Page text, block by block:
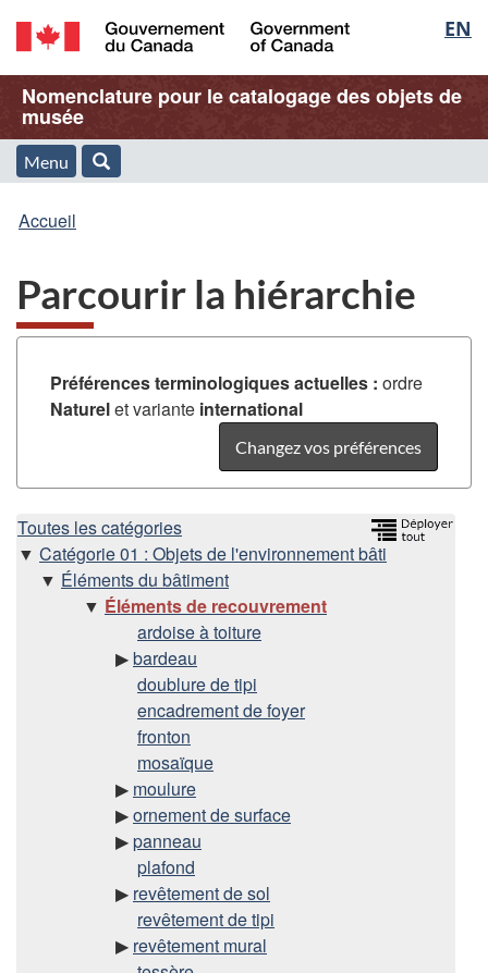
Passer
au
contenu
principal
Passer
à
« À
propos
application
Passer
à
la
version
de
la
EN
/
Government
of
Canada
Nom
de
l'application
Web
Nomenclature pour le catalogage des objets de
musée
Menu
et
Menu
Vous
ici
Accueil
Parcourir la hiérarchie
Préférences terminologiques actuelles : ordre
Naturelet variante international
Changez vos préférences
H
Toutes les catégories
Catégorie 01 : Objets de l'environnement bâti
Éléments du bâtiment
Éléments de recouvrement
ardoise à toiture
bardeau
doublure de tipi
encadrement de foyer
fronton
mosaïque
moulure
ornement de surface
panneau
plafond
revêtement de sol
revêtement de tipi
revêtement mural